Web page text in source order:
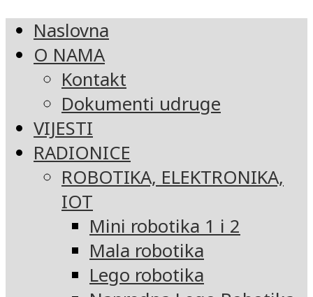
Naslovna
O NAMA
Kontakt
Dokumenti udruge
VIJESTI
RADIONICE
ROBOTIKA, ELEKTRONIKA,
IOT
Mini robotika 1 i 2
Mala robotika
Lego robotika